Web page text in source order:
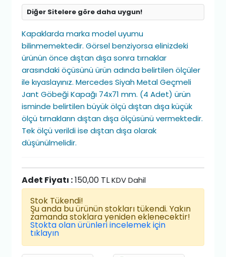
Diğer Sitelere göre daha uygun!
Kapaklarda marka model uyumu
bilinmemektedir. Görsel benziyorsa elinizdeki
ürünün önce dıştan dışa sonra tırnaklar
arasındaki öçüsünü ürün adında belirtilen ölçüler
ile kıyaslayınız. Mercedes Siyah Metal Geçmeli
Jant Göbeği Kapağı 74x71 mm. (4 Adet) ürün
isminde belirtilen büyük ölçü dıştan dışa küçük
ölçü tırnakların dıştan dışa ölçüsünü vermektedir.
Tek ölçü verildi ise dıştan dışa olarak
düşünülmelidir.
Adet Fiyatı :150,00 TLKDV Dahil
Stok Tükendi!
Şu anda bu ürünün stokları tükendi. Yakın
zamanda stoklara yeniden eklenecektir!
Stokta olan ürünleri incelemek için
tıklayın